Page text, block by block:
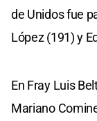
de Unidos fue
López (191) y
En Fray Luis
Mariano